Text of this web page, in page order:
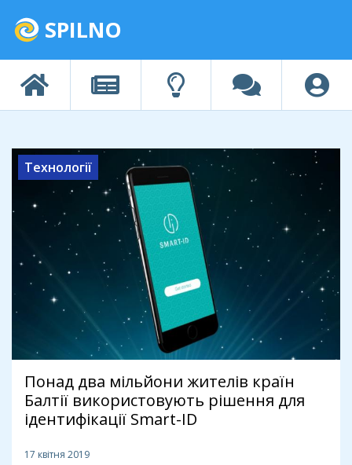
SPILNO
Технології
Понад два мільйони жителів країн
Балтії використовують рішення для
ідентифікації Smart-ID
17 квітня 2019